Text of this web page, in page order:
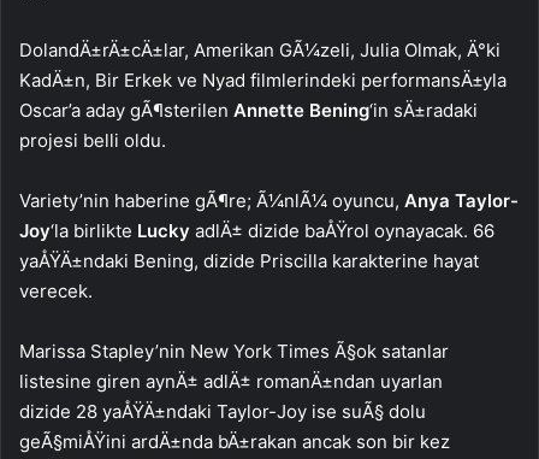
DolandÄ±rÄ±cÄ±lar, Amerikan GÃ¼zeli, Julia Olmak, Ä°ki
KadÄ±n, Bir Erkek ve Nyad filmlerindeki performansÄ±yla
Oscar’a aday gÃ¶sterilen Annette Bening‘in sÄ±radaki
projesi belli oldu.
Variety’nin haberine gÃ¶re; Ã¼nlÃ¼ oyuncu, Anya Taylor-
Joy‘la birlikte Lucky adlÄ± dizide baÅŸrol oynayacak. 66
yaÅŸÄ±ndaki Bening, dizide Priscilla karakterine hayat
verecek.
Marissa Stapley’nin New York Times Ã§ok satanlar
listesine giren aynÄ± adlÄ± romanÄ±ndan uyarlan
dizide 28 yaÅŸÄ±ndaki Taylor-Joy ise suÃ§ dolu
geÃ§miÅŸini ardÄ±nda bÄ±rakan ancak son bir kez